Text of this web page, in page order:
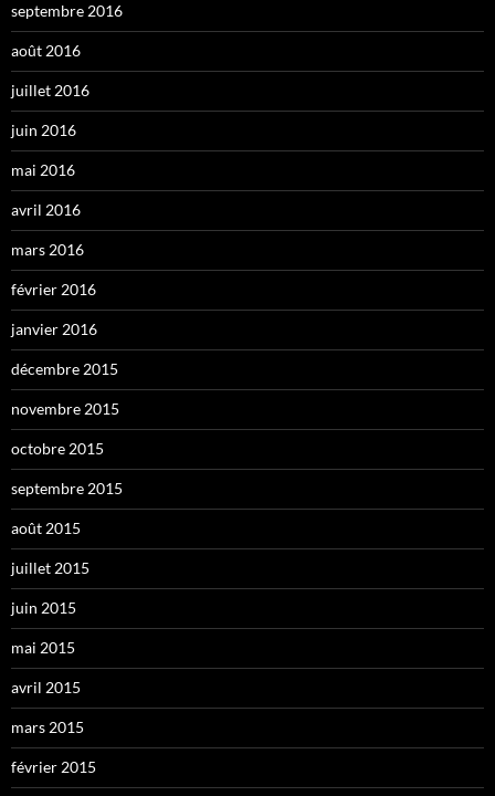
septembre 2016
août 2016
juillet 2016
juin 2016
mai 2016
avril 2016
mars 2016
février 2016
janvier 2016
décembre 2015
novembre 2015
octobre 2015
septembre 2015
août 2015
juillet 2015
juin 2015
mai 2015
avril 2015
mars 2015
février 2015